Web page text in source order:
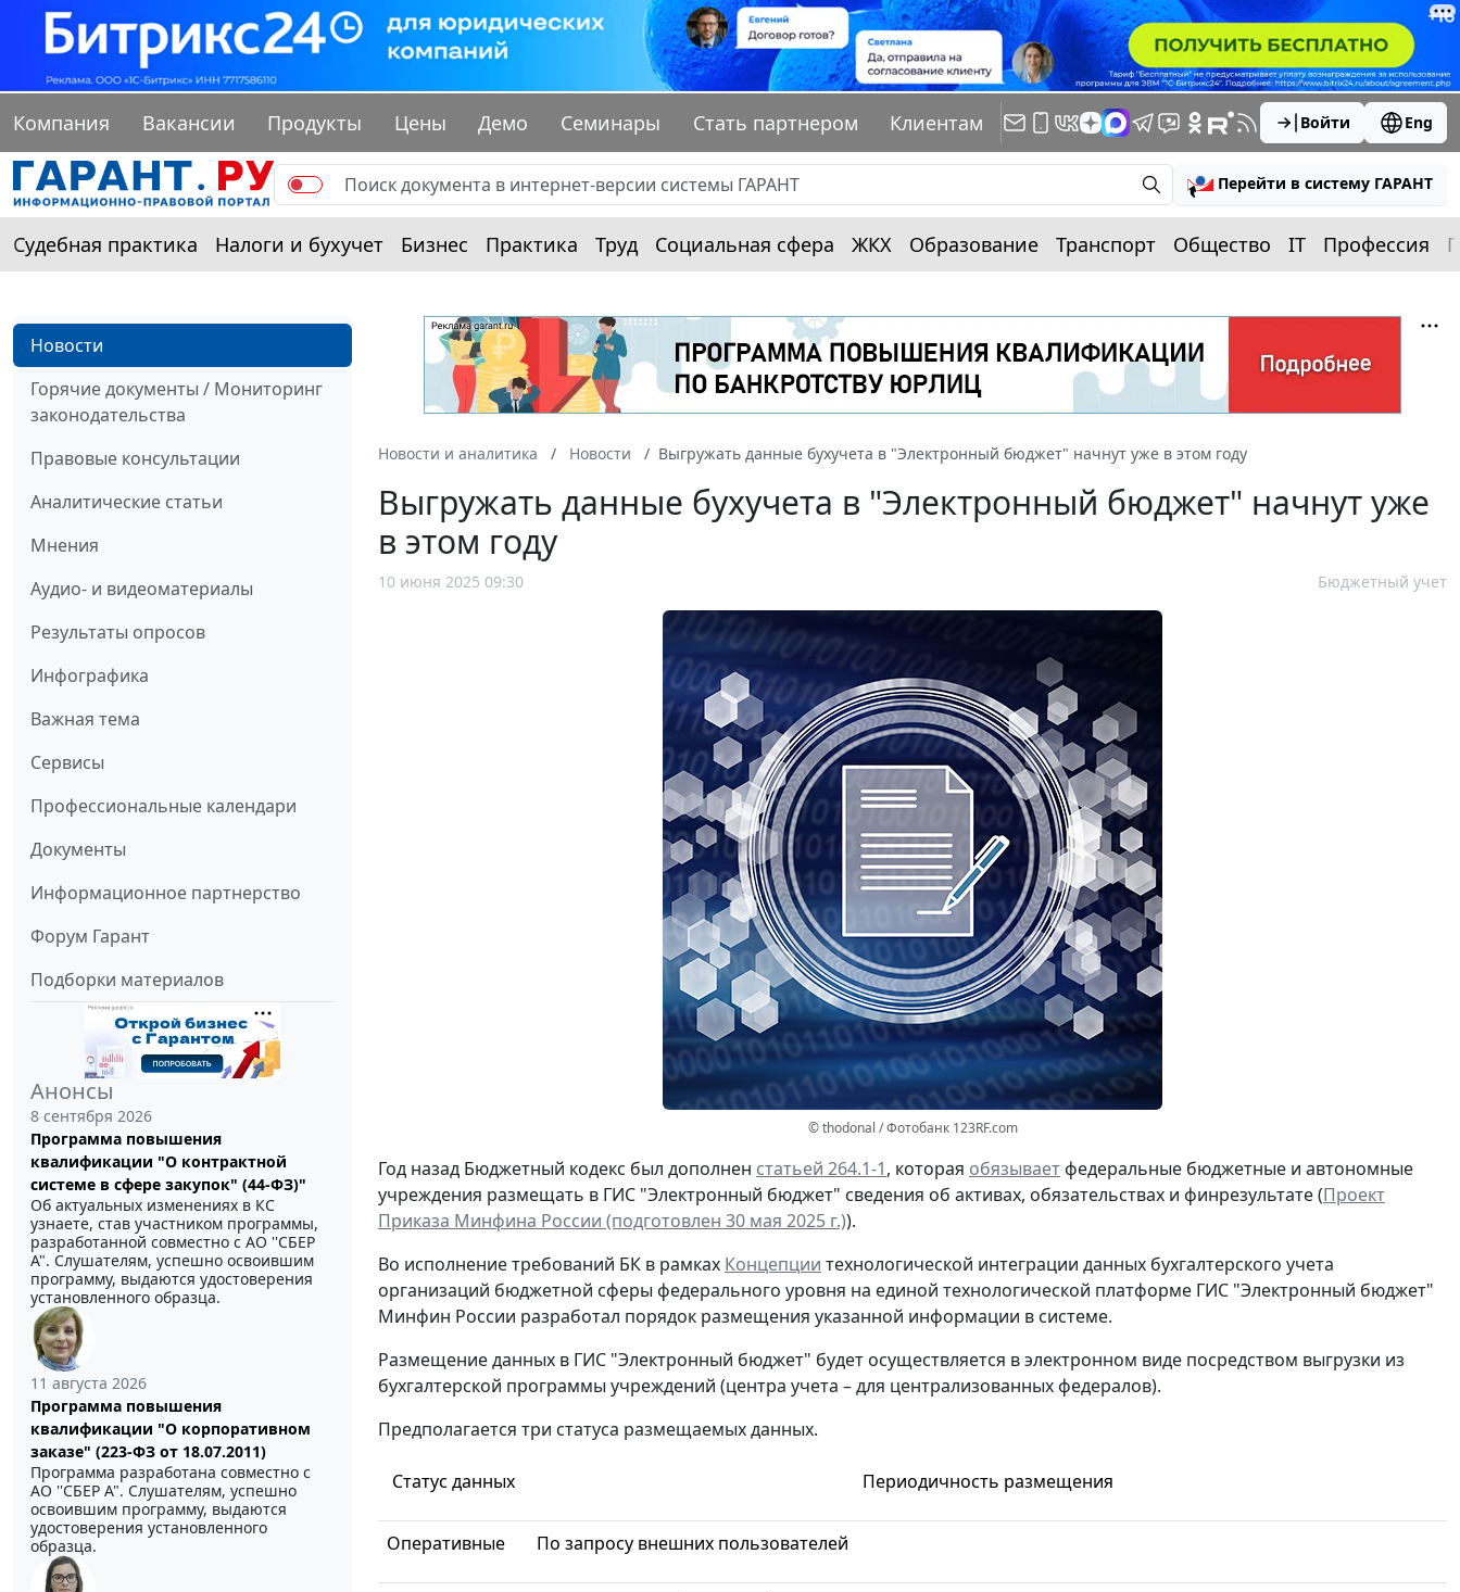
Компания Вакансии Продукты Цены Демо Семинары Стать партнером Клиентам Войти Eng
Перейти в систему ГАРАНТ
Судебная практика Налоги и бухучет Бизнес Практика Труд Социальная сфера ЖКХ Образование Транспорт Общество IT Профессия
Новости
Горячие документы / Мониторинг
законодательства
Правовые консультации
Аналитические статьи
Мнения
Аудио- и видеоматериалы
Результаты опросов
Инфографика
Важная тема
Сервисы
Профессиональные календари
Документы
Информационное партнерство
Форум Гарант
Подборки материалов
Анонсы
8 сентября 2026
Программа повышения
квалификации "О контрактной
системе в сфере закупок" (44-ФЗ)"
Об актуальных изменениях в КС
узнаете, став участником программы,
разработанной совместно с АО ''СБЕР
А". Слушателям, успешно освоившим
программу, выдаются удостоверения
установленного образца.
11 августа 2026
Программа повышения
квалификации "О корпоративном
заказе" (223-ФЗ от 18.07.2011)
Программа разработана совместно с
АО ''СБЕР А". Слушателям, успешно
освоившим программу, выдаются
удостоверения установленного
образца.
Новости и аналитика Новости Выгружать данные бухучета в "Электронный бюджет" начнут уже в этом году
Выгружать данные бухучета в "Электронный бюджет" начнут уже
в этом году
10 июня 2025 09:30 Бюджетный учет
© thodonal / Фотобанк 123RF.com
Год назад Бюджетный кодекс был дополнен статьей 264.1-1, которая обязываетфедеральные бюджетные и автономные
учреждения размещать в ГИС "Электронный бюджет" сведения об активах, обязательствах и финрезультате (Проект
Приказа Минфина России (подготовлен 30 мая 2025 г.)).
Во исполнение требований БК в рамках Концепции технологической интеграции данных бухгалтерского учета
организаций бюджетной сферы федерального уровня на единой технологической платформе ГИС "Электронный бюджет"
Минфин России разработал порядок размещения указанной информации в системе.
Размещение данных в ГИС "Электронный бюджет" будет осуществляется в электронном виде посредством выгрузки из
бухгалтерской программы учреждений (центра учета – для централизованных федералов).
Предполагается три статуса размещаемых данных.
Статус данных Периодичность размещения
Оперативные По запросу внешних пользователей